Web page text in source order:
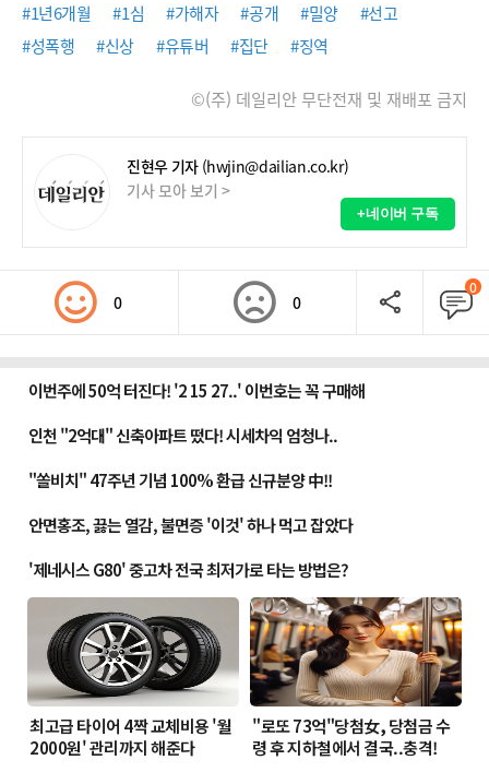
#1년6개월 #1심 #가해자 #공개 #밀양
#선고
#성폭행
#신상 #유튜버 #집단 #징역
©(주) 데일리안 무단전재 및 재배포 금지
진현우 기자 (hwjin@dailian.co.kr)
기사 모아 보기 >
+네이버 구독
0 0
0